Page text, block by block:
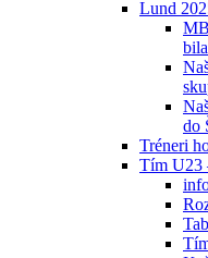
Lund
do
Tréneri
Tím U23